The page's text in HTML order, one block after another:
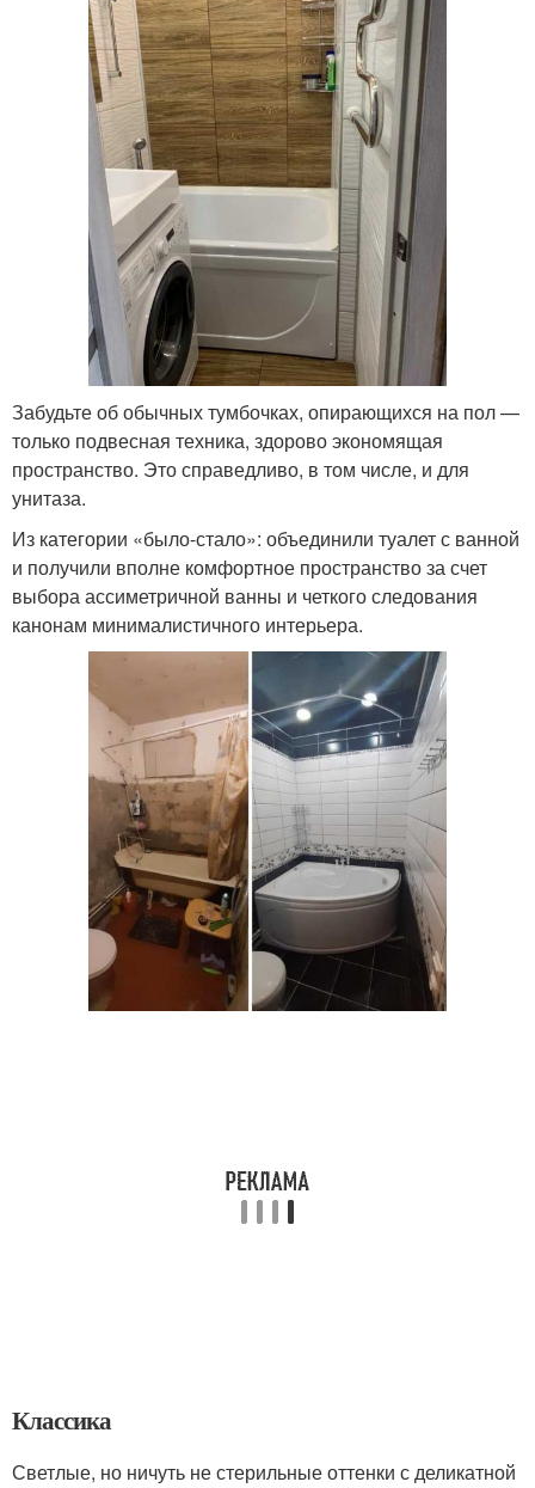
Забудьте об обычных тумбочках, опирающихся на пол —
только подвесная техника, здорово экономящая
пространство. Это справедливо, в том числе, и для
унитаза.
Из категории «было-стало»: объединили туалет с ванной
и получили вполне комфортное пространство за счет
выбора ассиметричной ванны и четкого следования
канонам минималистичного интерьера.
Классика
Светлые, но ничуть не стерильные оттенки с деликатной